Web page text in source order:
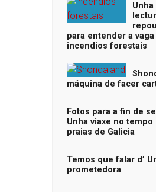
para entender a vaga
incendios forestais
máquina de facer
Fotos para a fin de
Unha viaxe no tempo
praias de Galicia
Temos que falar d’
prometedora